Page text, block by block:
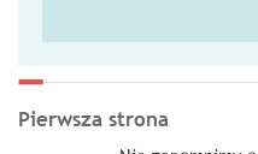
Pierwsza strona